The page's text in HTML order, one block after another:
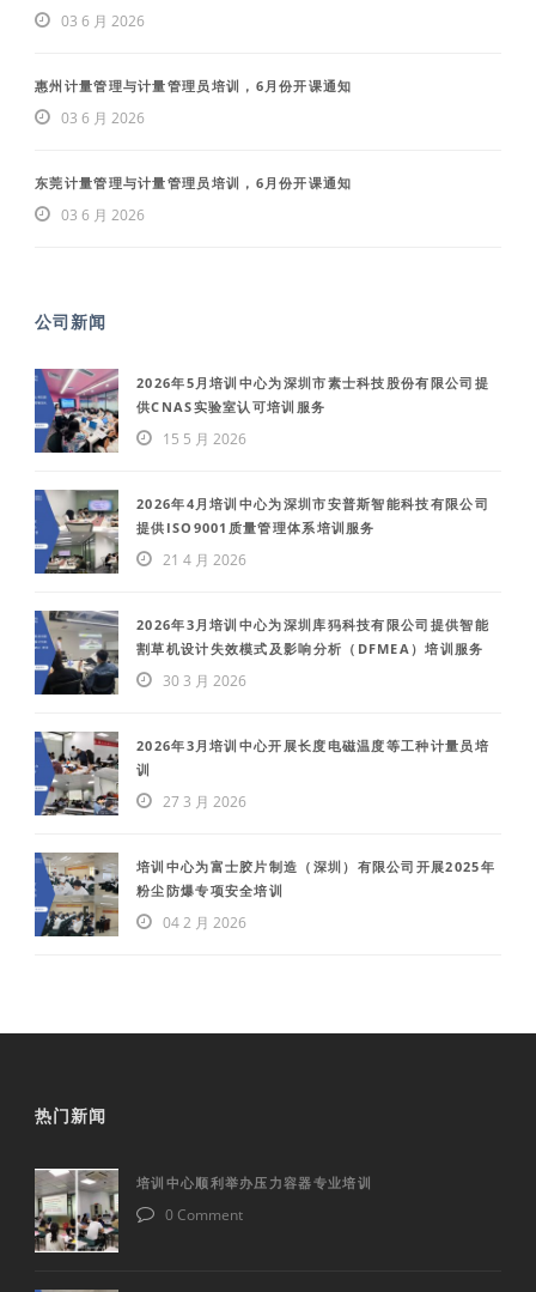
03 6 月 2026
惠州计量管理与计量管理员培训，6月份开课通知
03 6 月 2026
东莞计量管理与计量管理员培训，6月份开课通知
03 6 月 2026
公司新闻
2026年5月培训中心为深圳市素士科技股份有限公司提
供CNAS实验室认可培训服务
15 5 月 2026
2026年4月培训中心为深圳市安普斯智能科技有限公司
提供ISO9001质量管理体系培训服务
21 4 月 2026
2026年3月培训中心为深圳库犸科技有限公司提供智能
割草机设计失效模式及影响分析（DFMEA）培训服务
30 3 月 2026
2026年3月培训中心开展长度电磁温度等工种计量员培
训
27 3 月 2026
培训中心为富士胶片制造（深圳）有限公司开展2025年
粉尘防爆专项安全培训
04 2 月 2026
热门新闻
培训中心顺利举办压力容器专业培训
0 Comment